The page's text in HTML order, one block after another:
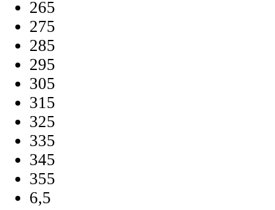
265
275
285
295
305
315
325
335
345
355
6,5